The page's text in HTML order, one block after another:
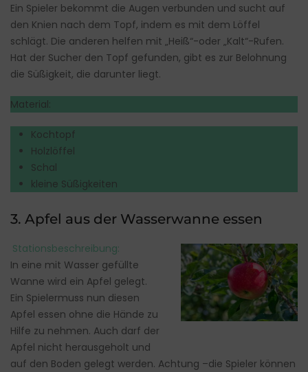
Ein Spieler bekommt die Augen verbunden und sucht auf
den Knien nach dem Topf, indem es mit dem Löffel
schlägt. Die anderen helfen mit „Heiß“-oder „Kalt“-Rufen.
Hat der Sucher den Topf gefunden, gibt es zur Belohnung
die Süßigkeit, die darunter liegt.
Material:
Kochtopf
Holzlöffel
Schal
kleine Süßigkeiten
3. Apfel aus der Wasserwanne essen
Stationsbeschreibung:
In eine mit Wasser gefüllte
Wanne wird ein Apfel gelegt.
Ein Spielermuss nun diesen
Apfel essen ohne die Hände zu
Hilfe zu nehmen. Auch darf der
Apfel nicht herausgeholt und
auf den Boden gelegt werden. Achtung –die Spieler können